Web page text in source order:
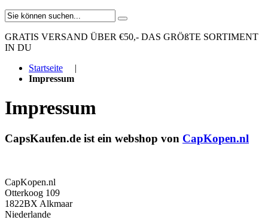
GRATIS VERSAND ÜBER €50,- DAS GRÖßTE SORTIMENT
IN DU
Startseite
|
Impressum
Impressum
CapsKaufen.de ist ein webshop von CapKopen.nl
CapKopen.nl
Otterkoog 109
1822BX Alkmaar
Niederlande